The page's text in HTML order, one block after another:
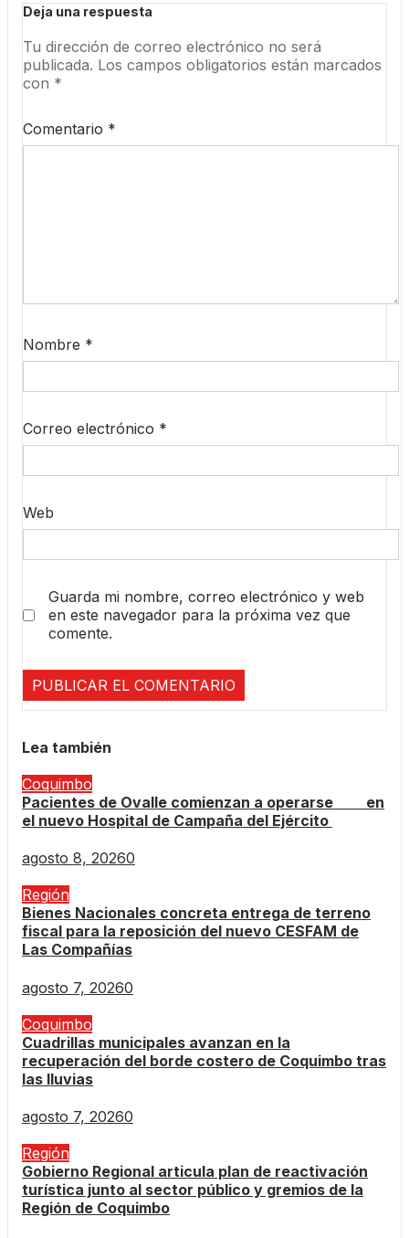
Deja una respuesta
Tu dirección de correo electrónico no será
publicada. Los campos obligatorios están marcados
con *
Comentario *
Nombre *
Correo electrónico *
Web
Guarda mi nombre, correo electrónico y web
en este navegador para la próxima vez que
comente.
Lea también
Coquimbo
Pacientes de Ovalle comienzan a operarse en
el nuevo Hospital de Campaña del Ejército
agosto 8, 20260
Región
Bienes Nacionales concreta entrega de terreno
fiscal para la reposición del nuevo CESFAM de
Las Compañías
agosto 7, 20260
Coquimbo
Cuadrillas municipales avanzan en la
recuperación del borde costero de Coquimbo tras
las lluvias
agosto 7, 20260
Región
Gobierno Regional articula plan de reactivación
turística junto al sector público y gremios de la
Región de Coquimbo